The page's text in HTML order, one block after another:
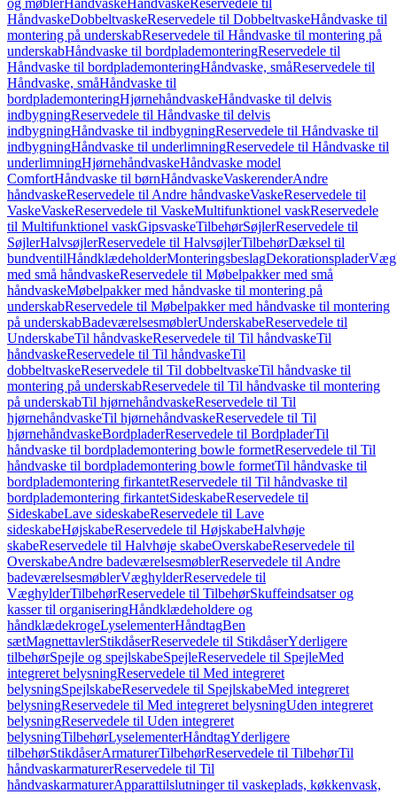
og møblerHåndvaskeHåndvaskeReservedele til
HåndvaskeDobbeltvaskeReservedele til DobbeltvaskeHåndvaske til
montering på underskabReservedele til Håndvaske til montering på
underskabHåndvaske til bordplademonteringReservedele til
Håndvaske til bordplademonteringHåndvaske, småReservedele til
Håndvaske, småHåndvaske til
bordplademonteringHjørnehåndvaskeHåndvaske til delvis
indbygningReservedele til Håndvaske til delvis
indbygningHåndvaske til indbygningReservedele til Håndvaske til
indbygningHåndvaske til underlimningReservedele til Håndvaske til
underlimningHjørnehåndvaskeHåndvaske model
ComfortHåndvaske til børnHåndvaskeVaskerenderAndre
håndvaskeReservedele til Andre håndvaskeVaskeReservedele til
VaskeVaskeReservedele til VaskeMultifunktionel vaskReservedele
til Multifunktionel vaskGipsvaskeTilbehørSøjlerReservedele til
SøjlerHalvsøjlerReservedele til HalvsøjlerTilbehørDæksel til
bundventilHåndklædeholderMonteringsbeslagDekorationsplader
med små håndvaskeReservedele til Møbelpakker med små
håndvaskeMøbelpakker med håndvaske til montering på
underskabReservedele til Møbelpakker med håndvaske til montering
på underskabBadeværelsesmøblerUnderskabeReservedele til
UnderskabeTil håndvaskeReservedele til Til håndvaskeTil
håndvaskeReservedele til Til håndvaskeTil
dobbeltvaskeReservedele til Til dobbeltvaskeTil håndvaske til
montering på underskabReservedele til Til håndvaske til montering
på underskabTil hjørnehåndvaskeReservedele til Til
hjørnehåndvaskeTil hjørnehåndvaskeReservedele til Til
hjørnehåndvaskeBordpladerReservedele til BordpladerTil
håndvaske til bordplademontering bowle formetReservedele til Til
håndvaske til bordplademontering bowle formetTil håndvaske til
bordplademontering firkantetReservedele til Til håndvaske til
bordplademontering firkantetSideskabeReservedele til
SideskabeLave sideskabeReservedele til Lave
sideskabeHøjskabeReservedele til HøjskabeHalvhøje
skabeReservedele til Halvhøje skabeOverskabeReservedele til
OverskabeAndre badeværelsesmøblerReservedele til Andre
badeværelsesmøblerVæghylderReservedele til
VæghylderTilbehørReservedele til TilbehørSkuffeindsatser og
kasser til organiseringHåndklædeholdere og
håndklædekrogeLyselementerHåndtagBen
sætMagnettavlerStikdåserReservedele til StikdåserYderligere
tilbehørSpejle og spejlskabeSpejleReservedele til SpejleMed
integreret belysningReservedele til Med integreret
belysningSpejlskabeReservedele til SpejlskabeMed integreret
belysningReservedele til Med integreret belysningUden integreret
belysningReservedele til Uden integreret
belysningTilbehørLyselementerHåndtagYderligere
tilbehørStikdåserArmaturerTilbehørReservedele til TilbehørTil
håndvaskarmaturerReservedele til Til
håndvaskarmaturerApparattilslutninger til vaskeplads, køkkenvask,